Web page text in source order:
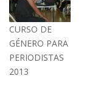
CURSO DE
GÉNERO PARA
PERIODISTAS
2013